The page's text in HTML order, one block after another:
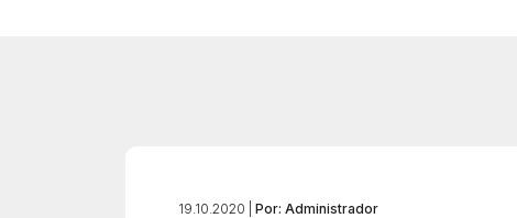
19.10.2020 | Por: Administrador